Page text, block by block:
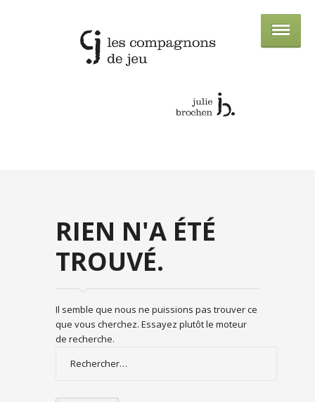
LES COMPAGNONS DE JEU
RIEN N'A ÉTÉ
TROUVÉ.
Il semble que nous ne puissions pas trouver ce
que vous cherchez. Essayez plutôt le moteur
de recherche.
Rechercher :